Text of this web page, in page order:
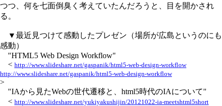
つつ、何を七面倒臭く考えていたんだろうと、目を開かされ
る。
▼最近見つけて感動したプレゼン（場所が広島というのにも
感動）
"HTML5 Web Design Workflow"
< http://www.slideshare.net/gaspanik/html5-web-design-workflow
http://www.slideshare.net/gaspanik/html5-web-design-workflow
>
"IAから見たWebの世代遷移と、html5時代のIAについて"
< http://www.slideshare.net/yukiyakushijin/20121022-ia-meetshtml5short